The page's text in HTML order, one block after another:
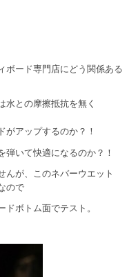
ボード専門店にどう関係ある
水との摩擦抵抗を無く
がアップするのか？！
弾いて快適になるのか？！
んが、このネバーウエット
ので
ボトム面でテスト。